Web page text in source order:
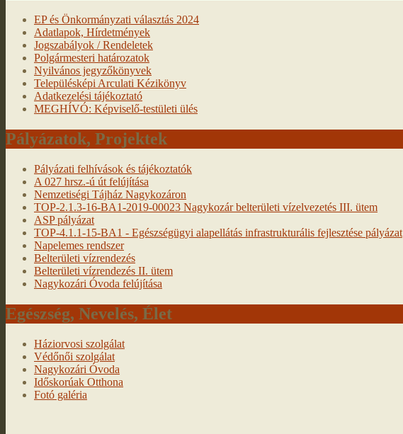
EP és Önkormányzati választás 2024
Adatlapok, Hírdetmények
Jogszabályok / Rendeletek
Polgármesteri határozatok
Nyilvános jegyzőkönyvek
Településképi Arculati Kézikönyv
Adatkezelési tájékoztató
MEGHÍVÓ: Képviselő-testületi ülés
Pályázatok, Projektek
Pályázati felhívások és tájékoztatók
A 027 hrsz.-ú út felújítása
Nemzetiségi Tájház Nagykozáron
TOP-2.1.3-16-BA1-2019-00023 Nagykozár belterületi vízelvezetés III. ütem
ASP pályázat
TOP-4.1.1-15-BA1 - Egészségügyi alapellátás infrastrukturális fejlesztése pályázat
Napelemes rendszer
Belterületi vízrendezés
Belterületi vízrendezés II. ütem
Nagykozári Óvoda felújítása
Egészség, Nevelés, Élet
Háziorvosi szolgálat
Védőnői szolgálat
Nagykozári Óvoda
Időskorúak Otthona
Fotó galéria